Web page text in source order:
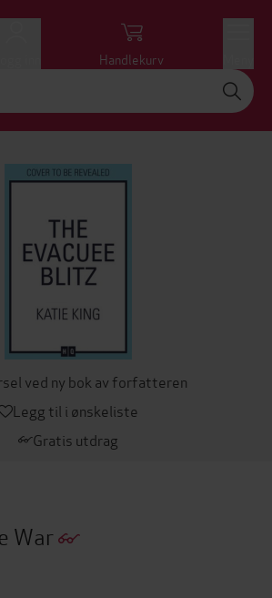
Handlekurv
ved ny bok av forfatteren
Legg til i ønskeliste
Gratis utdrag
War